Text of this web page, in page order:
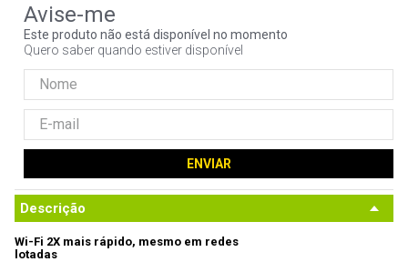
Este produto não está disponível no momento
Quero saber quando estiver disponível
ENVIAR
Descrição
Wi-Fi 2X mais rápido, mesmo em redes
lotadas
noctua
10º fractal